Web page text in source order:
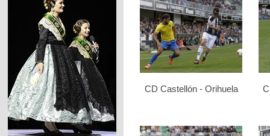
CD Castellón - Orihuela